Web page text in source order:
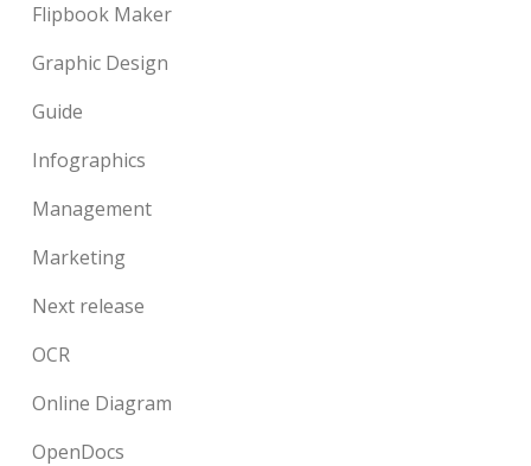
Flipbook Maker
Graphic Design
Guide
Infographics
Management
Marketing
Next release
OCR
Online Diagram
OpenDocs